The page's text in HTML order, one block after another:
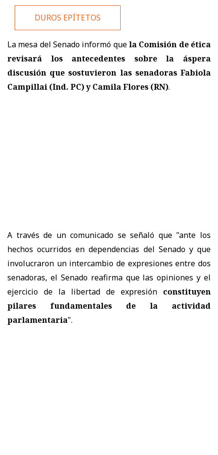
DUROS EPÍTETOS
La mesa del Senado informó quela Comisión de ética
revisará los antecedentes sobre la áspera
discusión que sostuvieron las senadoras Fabiola
Campillai (Ind. PC) y Camila Flores (RN).
A través de un comunicado se señaló que "ante los
hechos ocurridos en dependencias del Senado y que
involucraron un intercambio de expresiones entre dos
senadoras, el Senado reafirma que las opiniones y el
ejercicio de la libertad de expresión constituyen
pilares fundamentales de la actividad
parlamentaria".